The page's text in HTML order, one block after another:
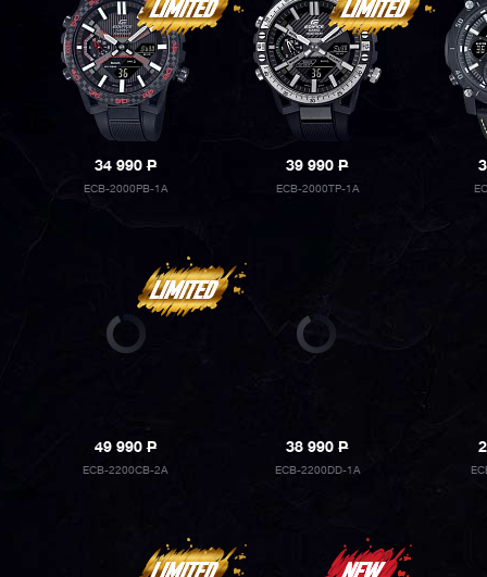
34 990P
ECB-2000PB-1A
39 990P
ECB-2000TP-1A
49 990P
ECB-2200CB-2A
38 990P
ECB-2200DD-1A